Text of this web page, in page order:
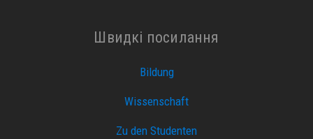
Швидкі посилання
Bildung
Wissenschaft
Zu den Studenten